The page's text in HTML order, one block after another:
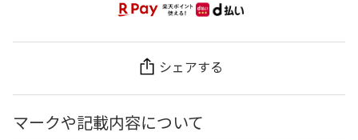
シェアする
マークや記載内容について